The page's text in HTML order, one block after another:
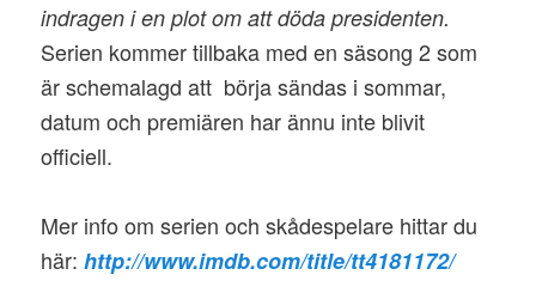
indragen i en plot om att döda presidenten.
Serien kommer tillbaka med en säsong 2 som
är schemalagd att börja sändas i sommar,
datum och premiären har ännu inte blivit
officiell.
Mer info om serien och skådespelare hittar du
här: http://www.imdb.com/title/tt4181172/